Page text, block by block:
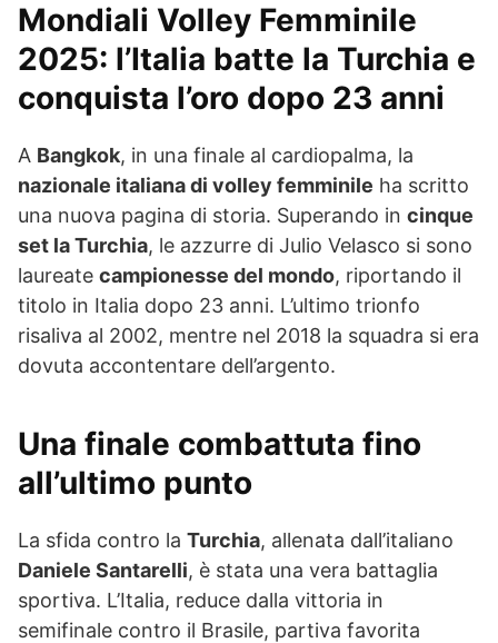
Mondiali Volley Femminile
2025: l’Italia batte la Turchia e
conquista l’oro dopo 23 anni
A Bangkok, in una finale al cardiopalma, la
nazionale italiana di volley femminile ha scritto
una nuova pagina di storia. Superando in cinque
set la Turchia, le azzurre di Julio Velasco si sono
laureate campionesse del mondo, riportando il
titolo in Italia dopo 23 anni. L’ultimo trionfo
risaliva al 2002, mentre nel 2018 la squadra si era
dovuta accontentare dell’argento.
Una finale combattuta fino
all’ultimo punto
La sfida contro la Turchia, allenata dall’italiano
Daniele Santarelli, è stata una vera battaglia
sportiva. L’Italia, reduce dalla vittoria in
semifinale contro il Brasile, partiva favorita